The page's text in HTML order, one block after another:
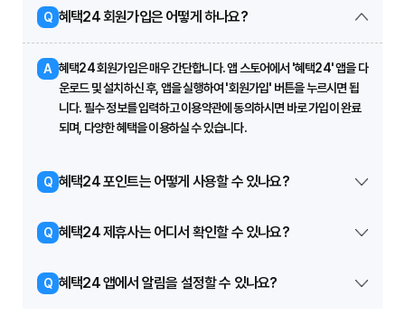
Q 혜택24 회원가입은 어떻게 하나요?
A 혜택24 회원가입은 매우 간단합니다. 앱 스토어에서 '혜택24' 앱을 다
운로드 및 설치하신 후, 앱을 실행하여 '회원가입' 버튼을 누르시면 됩
니다. 필수 정보를 입력하고 이용약관에 동의하시면 바로 가입이 완료
되며, 다양한 혜택을 이용하실 수 있습니다.
Q 혜택24 포인트는 어떻게 사용할 수 있나요?
Q 혜택24 제휴사는 어디서 확인할 수 있나요?
Q 혜택24 앱에서 알림을 설정할 수 있나요?